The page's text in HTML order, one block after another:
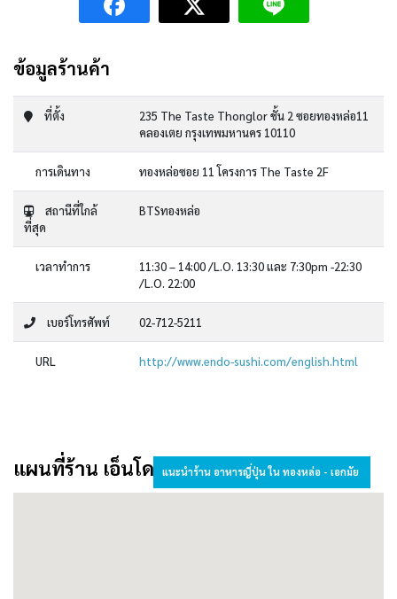
ข้อมูลร้านค้า
ที่ตั้ง
235 The Taste Thonglor ชั้น 2 ซอยทองหล่อ11
คลองเตย กรุงเทพมหานคร 10110
การเดินทาง ทองหล่อซอย 11 โครงการ The Taste 2F
สถานีที่ใกล้
ที่สุด
BTSทองหล่อ
เวลาทำการ
11:30 – 14:00 /L.O. 13:30 และ 7:30pm -22:30
/L.O. 22:00
เบอร์โทรศัพท์ 02-712-5211
URL http://www.endo-sushi.com/english.html
แผนที่ร้าน เอ็นโด ซูชิแนะนำร้าน อาหารญี่ปุ่น ใน ทองหล่อ - เอกมัย